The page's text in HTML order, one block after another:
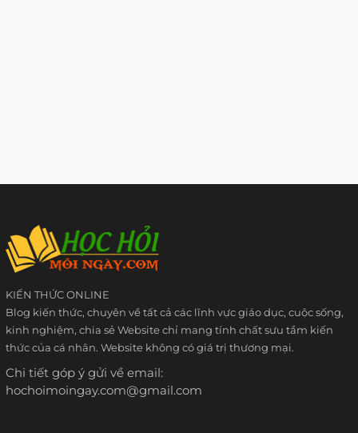
KIẾN THỨC ONLINE
Blog kiến thức, chuyên về tất cả các lĩnh vực giáo dục, cuộc sống,
kinh nghiệm, chia sẻ Website chỉ mang tính chất sưu tầm kiến
thức của cá nhân. Website không có giá trị thương mại.
Chi tiết góp ý gửi về email:
hochoimoingay.com@gmail.com